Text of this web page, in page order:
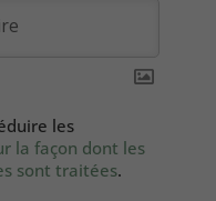
les
la façon dont les
sont traitées.